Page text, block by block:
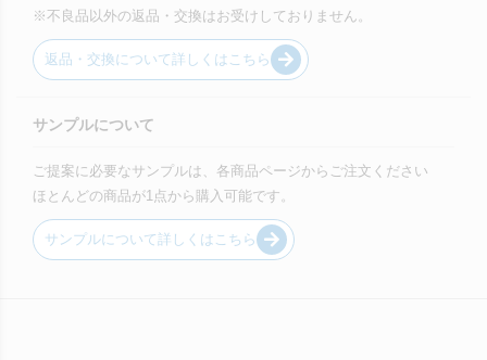
※不良品以外の返品・交換はお受けしておりません。
返品・交換について詳しくはこちら
サンプルについて
ご提案に必要なサンプルは、各商品ページからご注文ください
ほとんどの商品が1点から購入可能です。
サンプルについて詳しくはこちら